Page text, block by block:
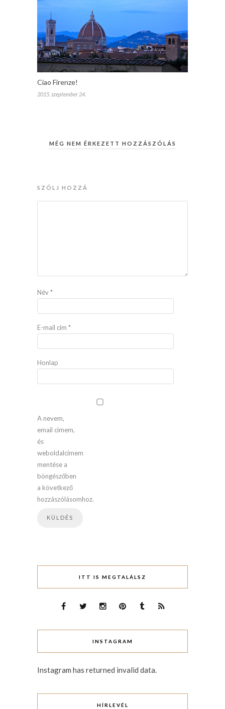
Ciao Firenze!
2015. szeptember 24.
MÉG NEM ÉRKEZETT HOZZÁSZÓLÁS
SZÓLJ HOZZÁ
Név*
E-mail cím *
Honlap
A nevem,
email címem,
és
weboldalcímem
mentése a
böngészőben
a következő
hozzászólásomhoz.
ITT IS MEGTALÁLSZ
INSTAGRAM
Instagram has returned invalid data.
HÍRLEVÉL